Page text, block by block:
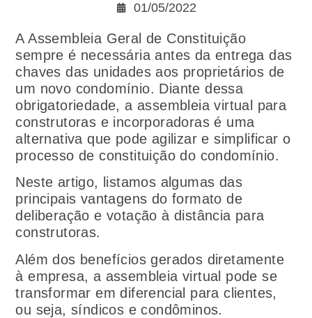
01/05/2022
A Assembleia Geral de Constituição
sempre é necessária antes da entrega das
chaves das unidades aos proprietários de
um novo condomínio. Diante dessa
obrigatoriedade, a assembleia virtual para
construtoras e incorporadoras é uma
alternativa que pode agilizar e simplificar o
processo de constituição do condomínio.
Neste artigo, listamos algumas das
principais vantagens do formato de
deliberação e votação à distância para
construtoras.
Além dos benefícios gerados diretamente
à empresa, a assembleia virtual pode se
transformar em diferencial para clientes,
ou seja, síndicos e condôminos.